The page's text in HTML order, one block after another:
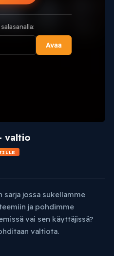
Avaa
valtio
sarja jossa sukellamme
ja pohdimme
vai sen käyttäjissä?
valtiota.